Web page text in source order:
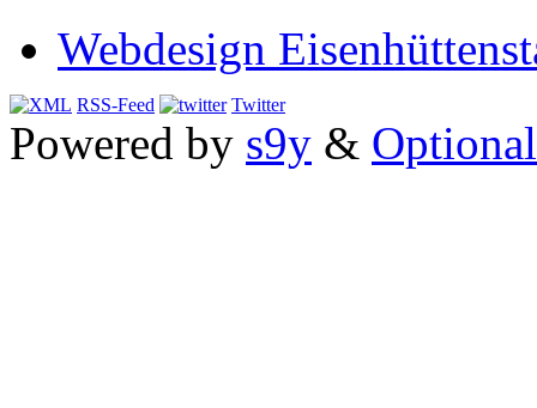
Webdesign
RSS-Feed Twitter
Powered by s9y &